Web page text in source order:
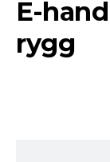
E-
rygg